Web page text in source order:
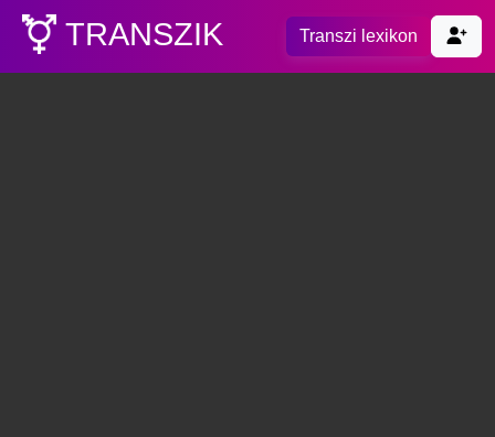
TRANSZIK Transzi lexikon